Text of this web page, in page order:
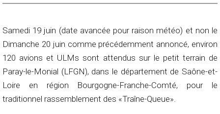
Samedi 19 juin (date avancée pour raison météo) et non le
Dimanche 20 juin comme précédemment annoncé, environ
120 avions et ULMs sont attendus sur le petit terrain de
Paray-le-Monial (LFGN), dans le département de Saône-et-
Loire en région Bourgogne-Franche-Comté, pour le
traditionnel rassemblement des «Traîne-Queue».